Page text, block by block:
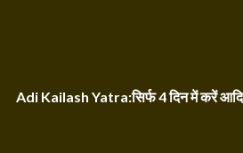
Adi Kailash Yatra:सिर्फ 4 दिन में करें